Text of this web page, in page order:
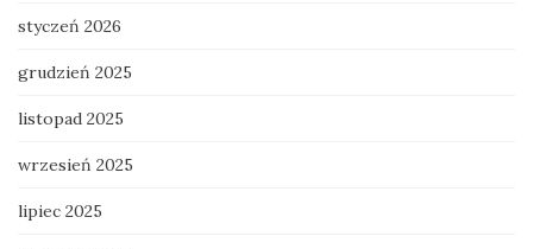
styczeń 2026
grudzień 2025
listopad 2025
wrzesień 2025
lipiec 2025